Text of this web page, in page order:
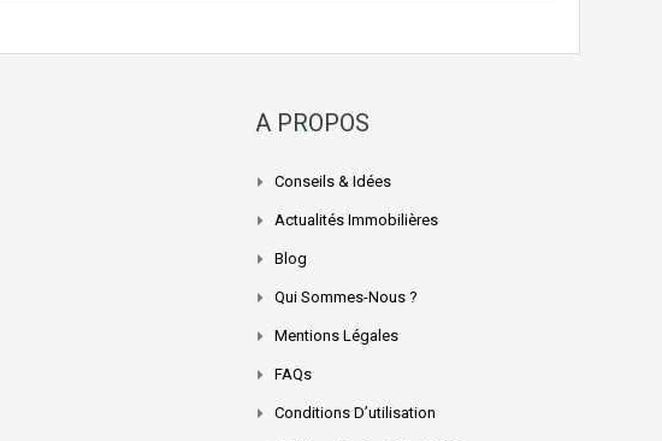
A PROPOS
Conseils & Idées
Actualités Immobilières
Blog
Qui Sommes-Nous ?
Mentions Légales
FAQs
Conditions D’utilisation